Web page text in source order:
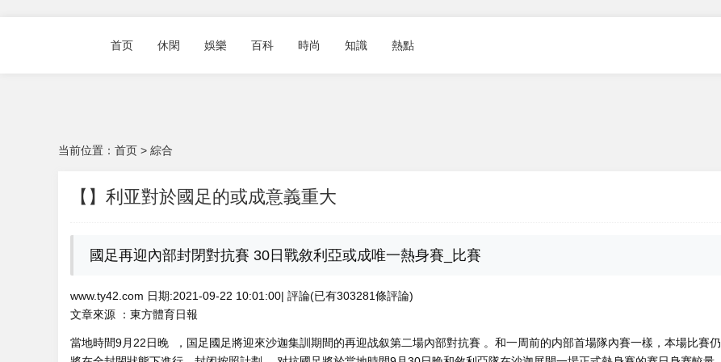
首页 休閑 娛樂 百科 時尚 知識 熱點
当前位置： 首页 > 綜合
【】利亚對於國足的或成意義重大
國足再迎內部封閉對抗賽 30日戰敘利亞或成唯一熱身賽_比賽
www.ty42.com 日期:2021-09-22 10:01:00| 評論(已有303281條評論)
文章來源 ：東方體育日報
當地時間9月22日晚  ，国足國足將迎來沙迦集訓期間的再迎战叙第二場內部對抗賽 。和一周前的内部首場隊內賽一樣，本場比賽仍